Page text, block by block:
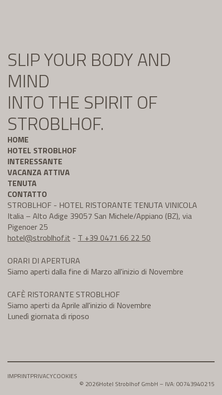
SLIP YOUR BODY AND
MIND
INTO THE SPIRIT OF
STROBLHOF.
HOME
HOTEL STROBLHOF
INTERESSANTE
VACANZA ATTIVA
TENUTA
CONTATTO
STROBLHOF - HOTEL RISTORANTE TENUTA VINICOLA
Italia – Alto Adige 39057 San Michele/Appiano (BZ), via
Pigenoer 25
hotel@stroblhof.it - T +39 0471 66 22 50
ORARI DI APERTURA
Siamo aperti dalla fine di Marzo all'inizio di Novembre
CAFÈ RISTORANTE STROBLHOF
Siamo aperti da Aprile all'inizio di Novembre
Lunedì giornata di riposo
IMPRINTPRIVACYCOOKIES
© 2026Hotel Stroblhof GmbH – IVA: 00743940215